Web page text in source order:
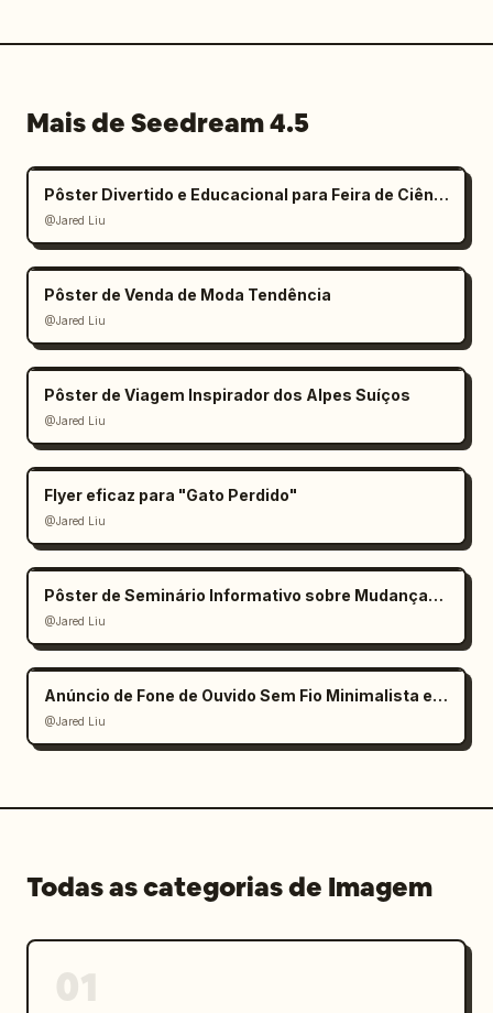
Mais de Seedream 4.5
Pôster Divertido e Educacional para Feira de Ciências Infantil
@Jared Liu
Pôster de Venda de Moda Tendência
@Jared Liu
Pôster de Viagem Inspirador dos Alpes Suíços
@Jared Liu
Flyer eficaz para "Gato Perdido"
@Jared Liu
Pôster de Seminário Informativo sobre Mudanças Climáticas
@Jared Liu
Anúncio de Fone de Ouvido Sem Fio Minimalista e Elegante
@Jared Liu
Todas as categorias de Imagem